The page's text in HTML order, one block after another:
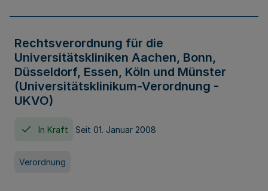
Rechtsverordnung für die
Universitätskliniken Aachen, Bonn,
Düsseldorf, Essen, Köln und Münster
(Universitätsklinikum-Verordnung -
UKVO)
In Kraft Seit 01. Januar 2008
Verordnung